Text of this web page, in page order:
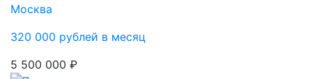
Москва
320 000 рублей в месяц
5 500 000 ₽